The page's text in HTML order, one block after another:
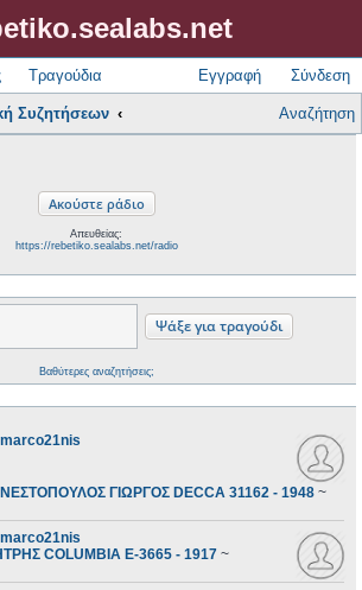
Τραγούδια Σύνδεση
Εγγραφή
Συζητήσεων Αναζήτηση
Απευθείας:
https://rebetiko.sealabs.net/radio
Βαθύτερες αναζητήσεις;
marco21nis
ΓΙΩΡΓΟΣ DECCA 31162 - 1948 ~
marco21nis
COLUMBIA E-3665 - 1917 ~